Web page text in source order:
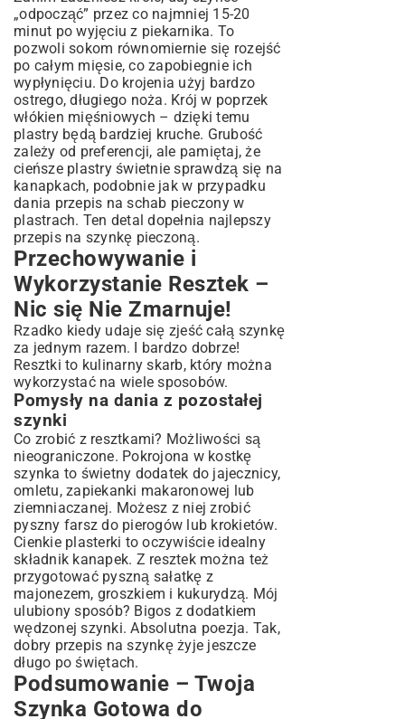
„odpocząć” przez co najmniej 15-20
minut po wyjęciu z piekarnika. To
pozwoli sokom równomiernie się rozejść
po całym mięsie, co zapobiegnie ich
wypłynięciu. Do krojenia użyj bardzo
ostrego, długiego noża. Krój w poprzek
włókien mięśniowych – dzięki temu
plastry będą bardziej kruche. Grubość
zależy od preferencji, ale pamiętaj, że
cieńsze plastry świetnie sprawdzą się na
kanapkach, podobnie jak w przypadku
dania przepis na schab pieczony w
plastrach. Ten detal dopełnia najlepszy
przepis na szynkę pieczoną.
Przechowywanie i
Wykorzystanie Resztek –
Nic się Nie Zmarnuje!
Rzadko kiedy udaje się zjeść całą szynkę
za jednym razem. I bardzo dobrze!
Resztki to kulinarny skarb, który można
wykorzystać na wiele sposobów.
Pomysły na dania z pozostałej
szynki
Co zrobić z resztkami? Możliwości są
nieograniczone. Pokrojona w kostkę
szynka to świetny dodatek do jajecznicy,
omletu, zapiekanki makaronowej lub
ziemniaczanej. Możesz z niej zrobić
pyszny farsz do pierogów lub krokietów.
Cienkie plasterki to oczywiście idealny
składnik kanapek. Z resztek można też
przygotować pyszną sałatkę z
majonezem, groszkiem i kukurydzą. Mój
ulubiony sposób? Bigos z dodatkiem
wędzonej szynki. Absolutna poezja. Tak,
dobry przepis na szynkę żyje jeszcze
długo po świętach.
Podsumowanie – Twoja
Szynka Gotowa do